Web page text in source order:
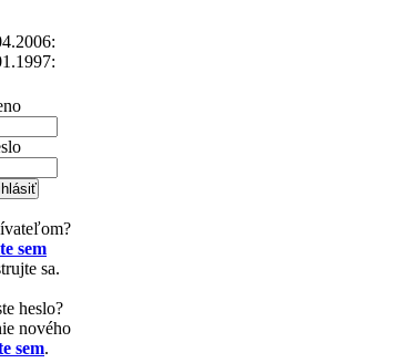
sem
sa.
heslo?
nového
sem.